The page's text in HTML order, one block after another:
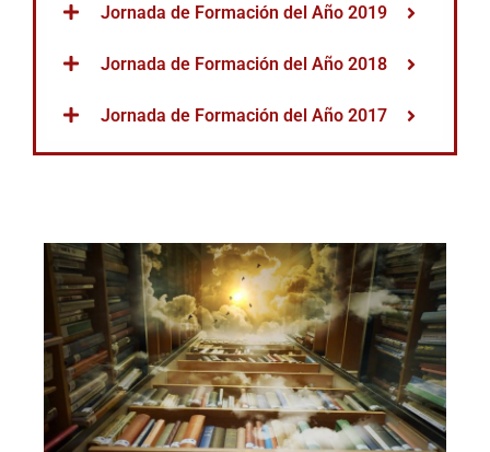
Jornada de Formación del Año 2019
Jornada de Formación del Año 2018
Jornada de Formación del Año 2017